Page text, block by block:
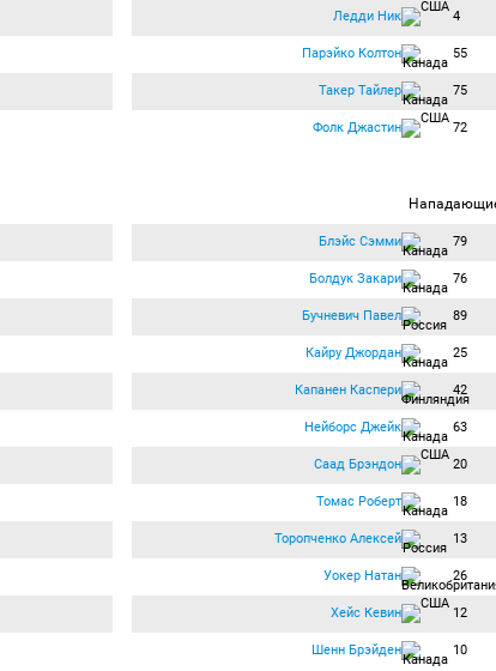
Ледди Ник 4
Парэйко Колтон 55
Такер Тайлер 75
Фолк Джастин 72
Блэйс Сэмми 79
Болдук Закари 76
Бучневич Павел 89
Кайру Джордан 25
Капанен Каспери 42
Нейборс Джейк 63
Саад Брэндон 20
Томас Роберт 18
Торопченко Алексей 13
Уокер Натан 26
Хейс Кевин 12
Шенн Брэйден 10